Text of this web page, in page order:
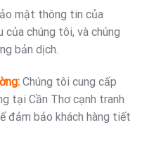
mật thông tin của
của chúng tôi, và chúng
bản dịch.
Chúng tôi cung cấp
tại Cần Thơ cạnh tranh
đảm bảo khách hàng tiết